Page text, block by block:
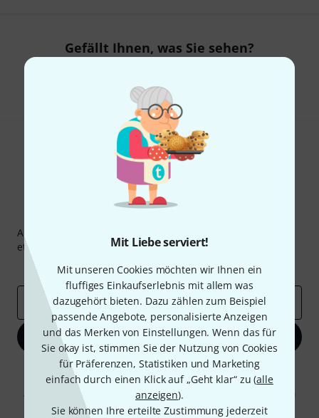
Mit Liebe serviert!
Mit unseren Cookies möchten wir Ihnen ein
fluffiges Einkaufserlebnis mit allem was
dazugehört bieten. Dazu zählen zum Beispiel
passende Angebote, personalisierte Anzeigen
und das Merken von Einstellungen. Wenn das für
Sie okay ist, stimmen Sie der Nutzung von Cookies
für Präferenzen, Statistiken und Marketing
einfach durch einen Klick auf „Geht klar“ zu (alle
anzeigen).
Sie können Ihre erteilte Zustimmung jederzeit
Gefällt Ihnen, was Sie sehen?
Abonniere den Thomann Newsletter und gewinne mit
etwas Glück einen von50 Gutscheinenüber jeweils
Inspirierende Beiträge
Deals Thomann Insights
E-Mail-Adresse*
Jetzt anmelden
Mit Klick auf „Jetzt anmelden“ stimmen Sie dem Erhalt von E-Mail-
Werbung und einer Messung des E-Mail-Nutzungsverhaltens zu. Die
Abmeldung ist jederzeit möglich. Weitere Informationen finden Sie in
unseren
Datenschutzhinweisen